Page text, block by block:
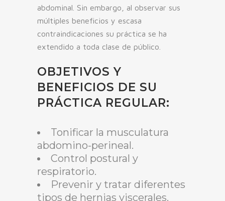
abdominal. Sin embargo, al observar sus
múltiples beneficios y escasa
contraindicaciones su práctica se ha
extendido a toda clase de público.
OBJETIVOS Y
BENEFICIOS DE SU
PRÁCTICA REGULAR:
Tonificar la musculatura
abdomino-perineal.
Control postural y
respiratorio.
Prevenir y tratar diferentes
tipos de hernias viscerales.